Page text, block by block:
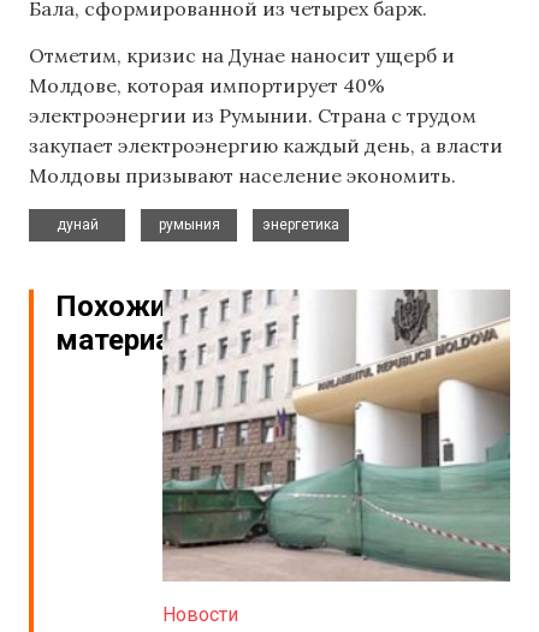
Бала, сформированной из четырех барж.
Отметим, кризис на Дунае наносит ущерб и
Молдове, которая импортирует 40%
электроэнергии из Румынии. Страна с трудом
закупает электроэнергию каждый день, а власти
Молдовы призывают население экономить.
дунай
румыния
энергетика
Похожие
материалы
Новости